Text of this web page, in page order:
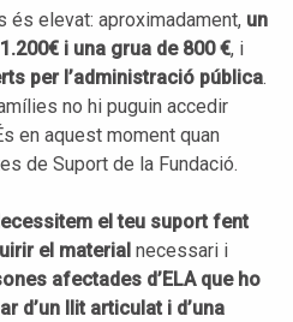
és elevat: aproximadament, un
i una grua de 800 €, i
per l’administració pública.
no hi puguin accedir
en aquest moment quan
de Suport de la Fundació.
el teu suport fent
el material necessari i
afectades d’ELA que ho
d’un llit articulat i d’una